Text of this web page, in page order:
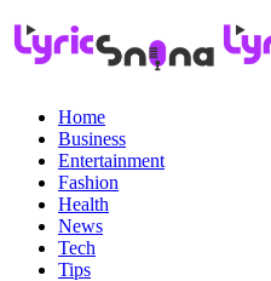
Home
Business
Entertainment
Fashion
Health
News
Tech
Tips